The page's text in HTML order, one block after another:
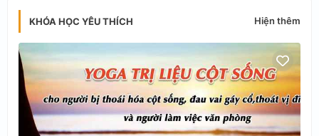
KHÓA HỌC YÊU THÍCH Hiện thêm